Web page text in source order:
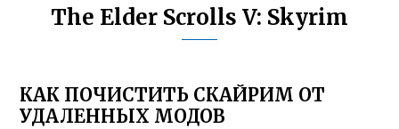
The Elder Scrolls V: Skyrim
КАК ПОЧИСТИТЬ СКАЙРИМ ОТ
УДАЛЕННЫХ МОДОВ